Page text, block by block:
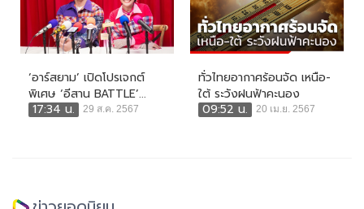
‘อาร์สยาม’ เปิดโปรเจกต์
พิเศษ ‘อีสาน BATTLE’...
17:34 น.
29 ส.ค. 2567
ทั่วไทยอากาศร้อนจัด เหนือ-
ใต้ ระวังฝนฟ้าคะนอง
09:52 น.
20 เม.ย. 2567